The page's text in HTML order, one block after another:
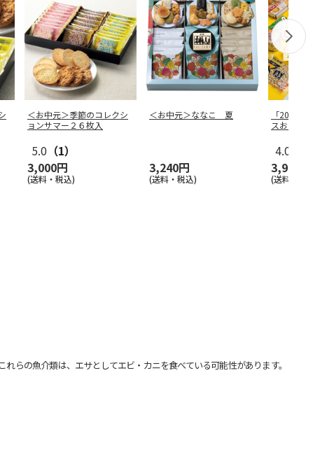
＜お中元＞季節のコレクシ
ョンサマー２６枚入
5.0 （1）
3,000円
(送料・税込)
＜お中元＞ななこ 夏
3,240円
(送料・税込)
「20点以
スおたすけ
4.0
3,980円
(送料・税込)
らの魚介類は、エサとしてエビ・カニを食べている可能性があります。